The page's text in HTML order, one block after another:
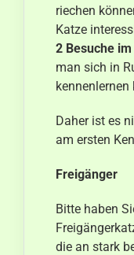
riechen
Katze
2 Besuche
man sich in
kennenlernen
Daher ist es
am ersten
Freigänger
Bitte haben
die an stark